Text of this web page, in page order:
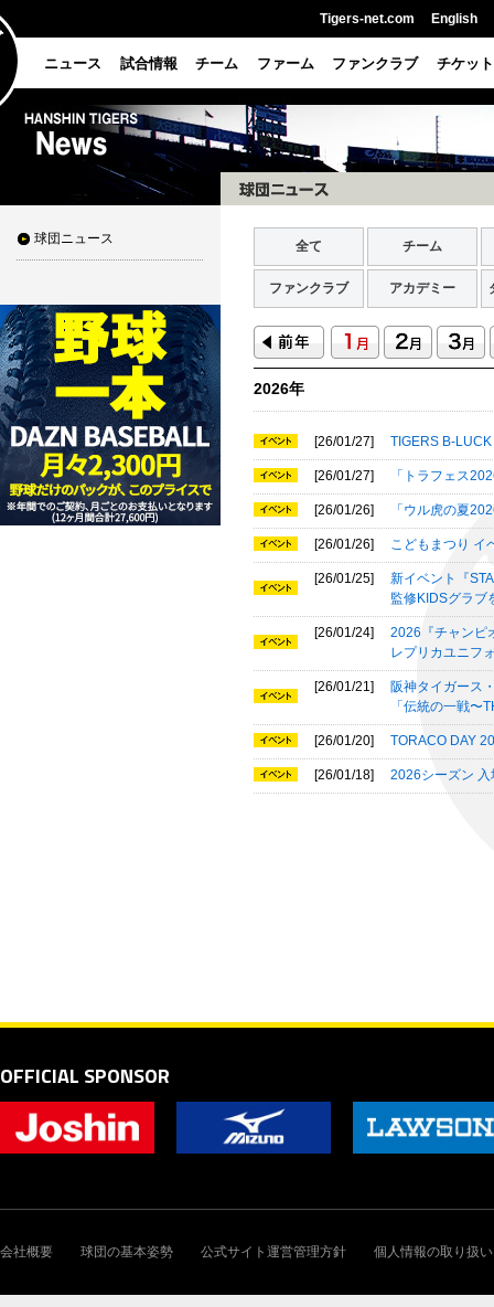
Tigers-net.com English
ニュース 試合情報 チーム ファーム ファンクラブ チケット
球団ニュース 全て チーム
ファンクラブ アカデミー
2026年
[26/01/27] TIGERS B-
[26/01/27] 「トラフェス
[26/01/26] 「ウル虎の夏
[26/01/26] こどもまつり イ
[26/01/25]
新イベント『
監修KIDSグラブ
[26/01/24]
2026『チャンピ
レプリカユニフ
[26/01/21]
阪神タイガース
「伝統の一戦〜
[26/01/20] TORACO DAY
[26/01/18] 2026シーズン
OFFICIAL SPONSOR
会社概要 球団の基本姿勢 公式サイト運営管理方針 個人情報の取り扱い